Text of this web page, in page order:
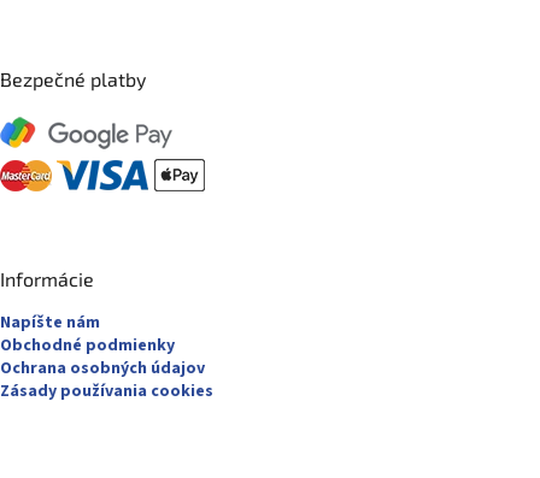
Bezpečné platby
Informácie
Napíšte nám
Obchodné podmienky
Ochrana osobných údajov
Zásady používania cookies